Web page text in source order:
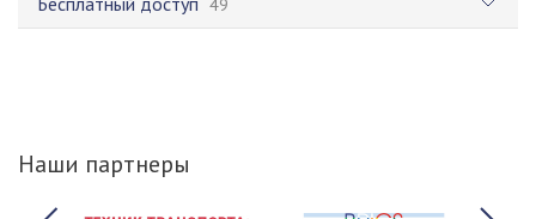
49
Наши партнеры